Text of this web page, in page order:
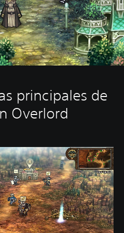
principales de
Overlord